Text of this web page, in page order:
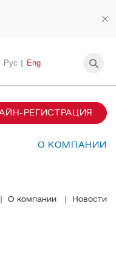
Рус Eng
РЕГИСТРАЦИЯ
О КОМПАНИИ
О компании Новости